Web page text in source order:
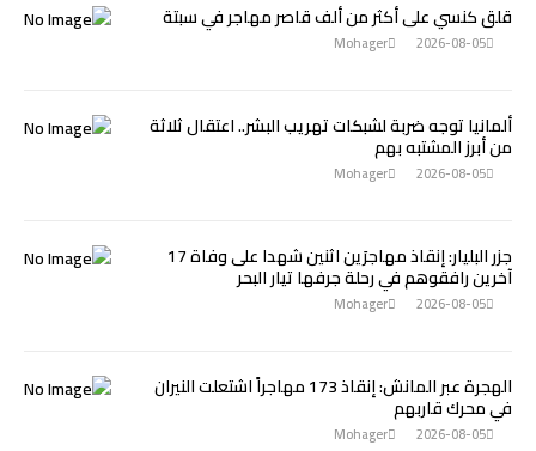
قلق كنسي على أكثر من ألف قاصر مهاجر في سبتة
2026-08-05
Mohager
ألمانيا توجه ضربة لشبكات تهريب البشر.. اعتقال ثلاثة
من أبرز المشتبه بهم
2026-08-05
Mohager
جزر البليار: إنقاذ مهاجرَين اثنين شهدا على وفاة 17
آخرين رافقوهم في رحلة جرفها تيار البحر
2026-08-05
Mohager
الهجرة عبر المانش: إنقاذ 173 مهاجراً اشتعلت النيران
في محرك قاربهم
2026-08-05
Mohager